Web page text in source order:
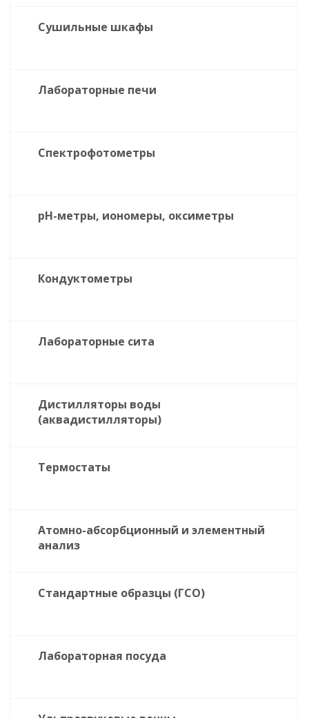
Сушильные шкафы
Лабораторные печи
Спектрофотометры
pH-метры, иономеры, оксиметры
Кондуктометры
Лабораторные сита
Дистилляторы воды
(аквадистилляторы)
Термостаты
Атомно-абсорбционный и элементный
анализ
Стандартные образцы (ГСО)
Лабораторная посуда